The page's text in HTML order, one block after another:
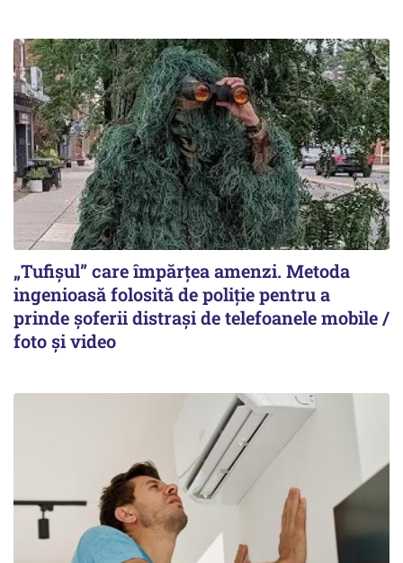
„Tufișul” care împărțea amenzi. Metoda
ingenioasă folosită de poliție pentru a
prinde șoferii distrași de telefoanele mobile /
foto și video